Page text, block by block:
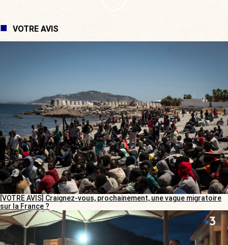
VOTRE AVIS
[VOTRE AVIS] Craignez-vous, prochainement, une vague migratoire
sur la France ?